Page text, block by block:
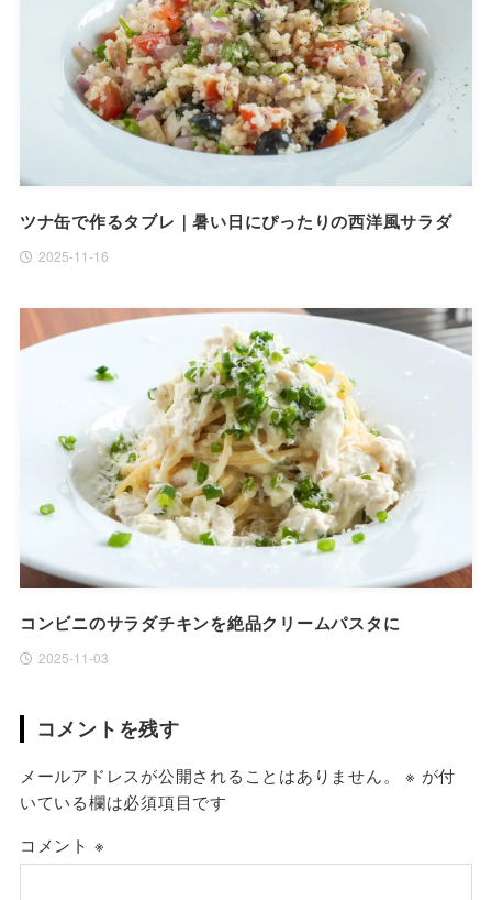
ツナ缶で作るタブレ｜暑い日にぴったりの西洋風サラダ
2025-11-16
コンビニのサラダチキンを絶品クリームパスタに
2025-11-03
コメントを残す
メールアドレスが公開されることはありません。 ※ が付
いている欄は必須項目です
コメント ※